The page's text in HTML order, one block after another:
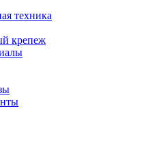
техника
крепеж